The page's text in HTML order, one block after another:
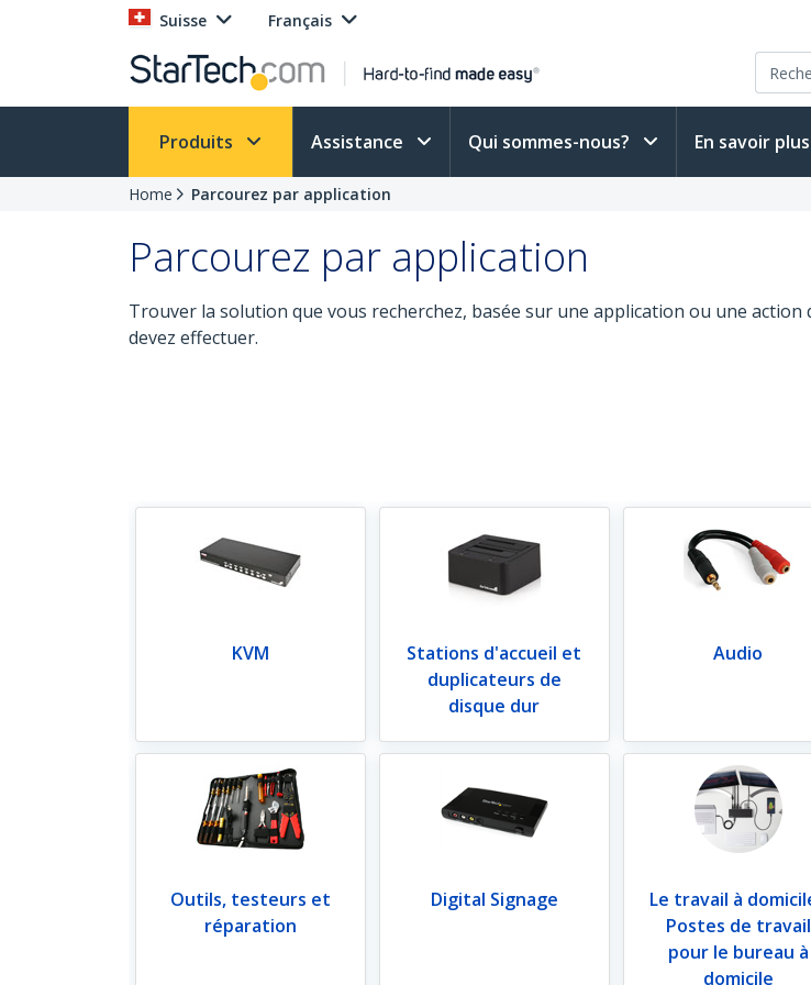
Suisse Français
Produits Assistance Qui sommes-nous? En savoir plus
Home Parcourez par application
Parcourez par application
Trouver la solution que vous recherchez, basée sur une application ou une action
devez effectuer.
KVM
Stations d'accueil et
duplicateurs de
disque dur
Audio
Outils, testeurs et
réparation
Digital Signage
Le travail à
Postes de travail
pour le bureau à
domicile